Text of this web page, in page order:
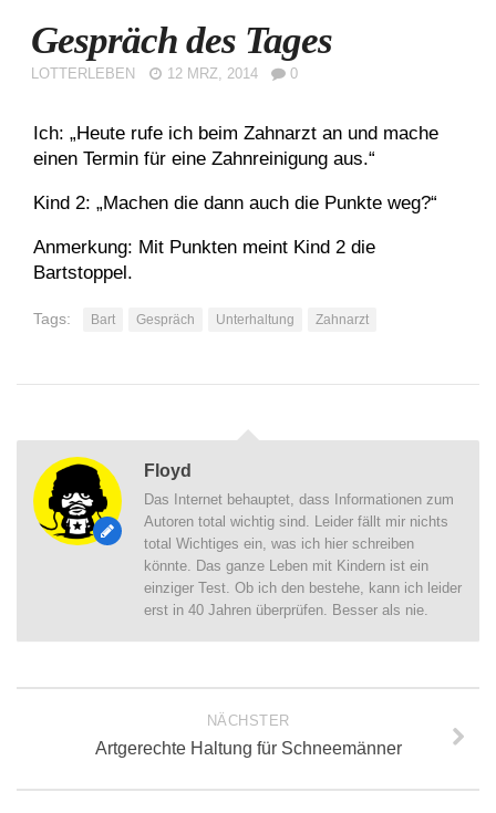
Gespräch des Tages
LOTTERLEBEN 12 MRZ, 2014 0
Ich: „Heute rufe ich beim Zahnarzt an und mache
einen Termin für eine Zahnreinigung aus.“
Kind 2: „Machen die dann auch die Punkte weg?“
Anmerkung: Mit Punkten meint Kind 2 die
Bartstoppel.
Tags: Bart Gespräch Unterhaltung Zahnarzt
Floyd
Das Internet behauptet, dass Informationen zum
Autoren total wichtig sind. Leider fällt mir nichts
total Wichtiges ein, was ich hier schreiben
könnte. Das ganze Leben mit Kindern ist ein
einziger Test. Ob ich den bestehe, kann ich leider
erst in 40 Jahren überprüfen. Besser als nie.
NÄCHSTER
Artgerechte Haltung für Schneemänner